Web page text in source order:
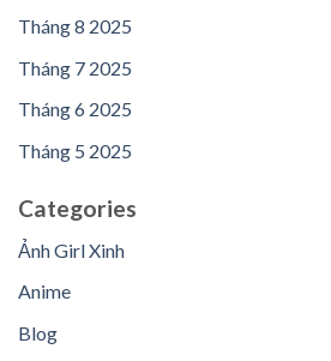
Tháng 8 2025
Tháng 7 2025
Tháng 6 2025
Tháng 5 2025
Categories
Ảnh Girl Xinh
Anime
Blog